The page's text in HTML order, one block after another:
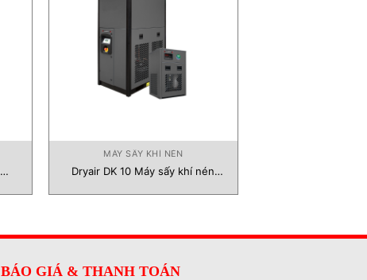
MÁY SẤY KHÍ NÉN
Dryair DK 10 Máy sấy khí nén
BÁO GIÁ & THANH TOÁN